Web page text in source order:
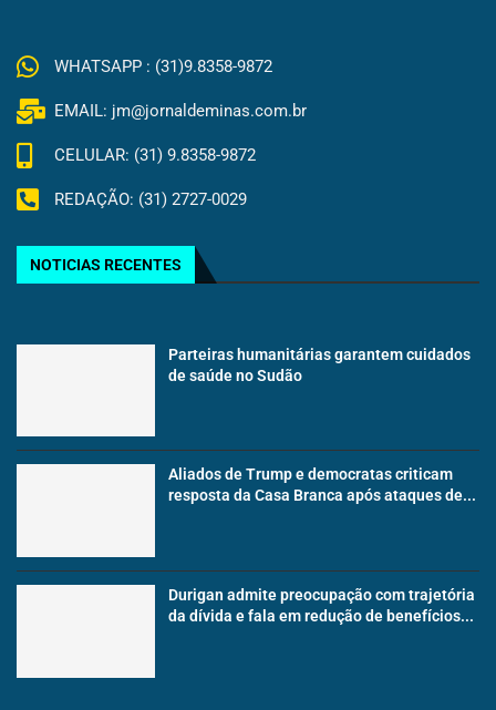
WHATSAPP : (31)9.8358-9872
EMAIL: jm@jornaldeminas.com.br
CELULAR: (31) 9.8358-9872
REDAÇÃO: (31) 2727-0029
NOTICIAS RECENTES
Parteiras humanitárias garantem cuidados
de saúde no Sudão
Aliados de Trump e democratas criticam
resposta da Casa Branca após ataques de...
Durigan admite preocupação com trajetória
da dívida e fala em redução de benefícios...